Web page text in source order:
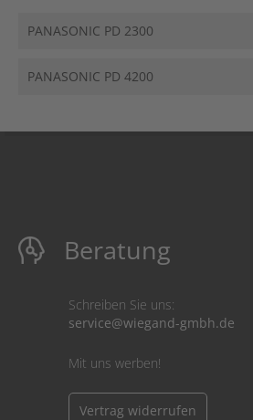
PANASONIC PD 2300
PANASONIC PD 4200
Beratung
Schreiben Sie uns:
service@wiegand-gmbh.de
Mit uns werben!
Vertrag widerrufen